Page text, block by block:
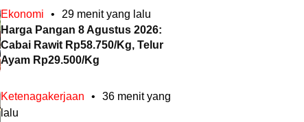
Ekonomi •
29 menit yang lalu
Harga Pangan 8 Agustus 2026:
Cabai Rawit Rp58.750/Kg, Telur
Ayam Rp29.500/Kg
Ketenagakerjaan •
36 menit yang
lalu